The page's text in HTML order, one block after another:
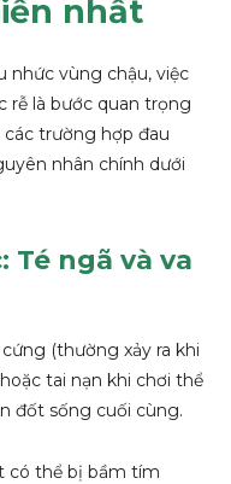
nhất
nhức vùng chậu, việc
rễ là bước quan trọng
trường hợp đau
nhân chính dưới
Té ngã và va
(thường xảy ra khi
tai nạn khi chơi thể
đốt sống cuối cùng.
có thể bị bầm tím